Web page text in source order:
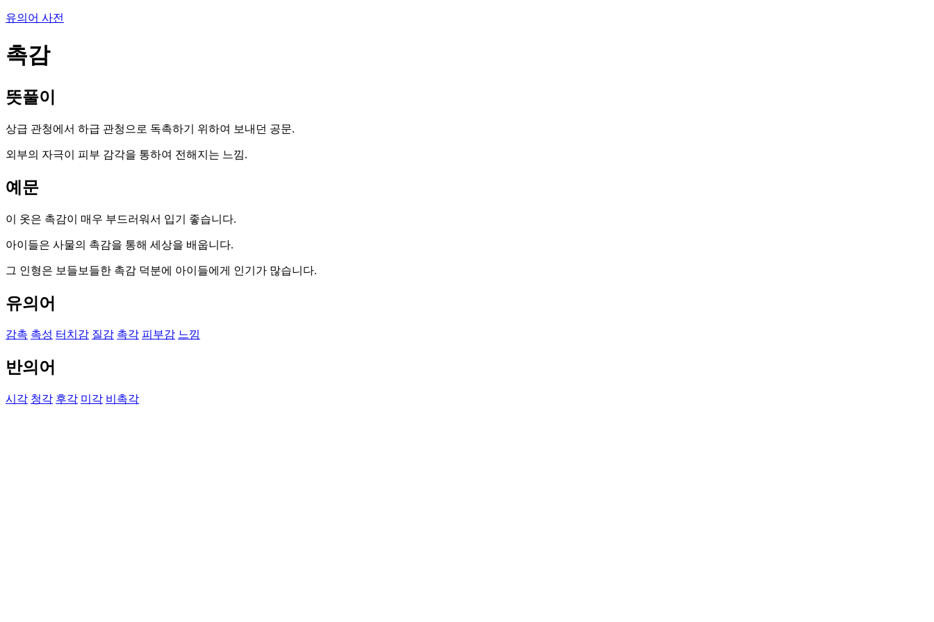
유의어 사전
촉감
뜻풀이
상급 관청에서 하급 관청으로 독촉하기 위하여 보내던 공문.
외부의 자극이 피부 감각을 통하여 전해지는 느낌.
예문
이 옷은 촉감이 매우 부드러워서 입기 좋습니다.
아이들은 사물의 촉감을 통해 세상을 배웁니다.
그 인형은 보들보들한 촉감 덕분에 아이들에게 인기가 많습니다.
유의어
감촉 촉성 터치감 질감 촉각 피부감 느낌
반의어
시각 청각 후각 미각 비촉각